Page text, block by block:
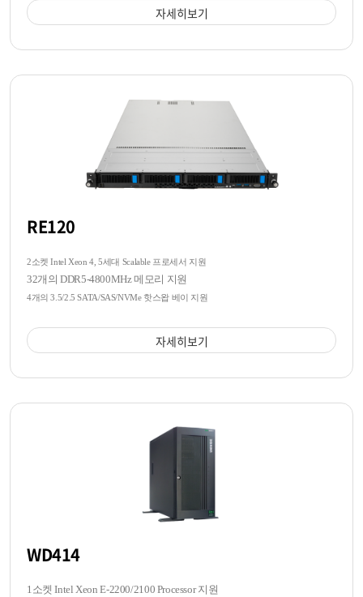
자세히보기
RE120
2소켓 Intel Xeon 4, 5세대 Scalable 프로세서 지원
32개의 DDR5-4800MHz 메모리 지원
4개의 3.5/2.5 SATA/SAS/NVMe 핫스왑 베이 지원
자세히보기
WD414
1소켓 Intel Xeon E-2200/2100 Processor 지원